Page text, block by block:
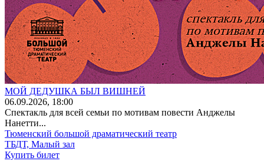
МОЙ ДЕДУШКА БЫЛ ВИШНЕЙ
06.09.2026, 18:00
Спектакль для всей семьи по мотивам повести Анджелы
Нанетти...
Тюменский большой драматический театр
ТБДТ, Малый зал
Купить билет